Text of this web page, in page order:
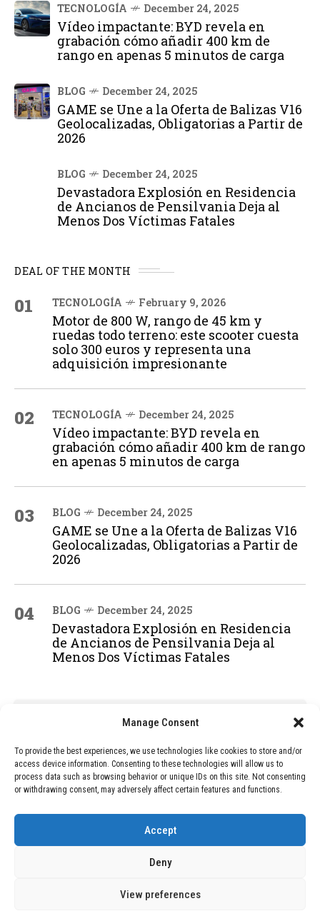
Manage Consent
To provide the best experiences, we use technologies like cookies to store and/or
access device information. Consenting to these technologies will allow us to
process data such as browsing behavior or unique IDs on this site. Not consenting
or withdrawing consent, may adversely affect certain features and functions.
Accept
Deny
View preferences
TECNOLOGÍA December 24, 2025
Vídeo impactante: BYD revela en
grabación cómo añadir 400 km de
rango en apenas 5 minutos de carga
BLOG December 24, 2025
GAME se Une a la Oferta de Balizas V16
Geolocalizadas, Obligatorias a Partir de
2026
BLOG December 24, 2025
Devastadora Explosión en Residencia
de Ancianos de Pensilvania Deja al
Menos Dos Víctimas Fatales
DEAL OF THE MONTH
01 TECNOLOGÍA February 9, 2026
Motor de 800 W, rango de 45 km y
ruedas todo terreno: este scooter cuesta
solo 300 euros y representa una
adquisición impresionante
02 TECNOLOGÍA December 24, 2025
Vídeo impactante: BYD revela en
grabación cómo añadir 400 km de rango
en apenas 5 minutos de carga
03 BLOG December 24, 2025
GAME se Une a la Oferta de Balizas V16
Geolocalizadas, Obligatorias a Partir de
2026
04 BLOG December 24, 2025
Devastadora Explosión en Residencia
de Ancianos de Pensilvania Deja al
Menos Dos Víctimas Fatales